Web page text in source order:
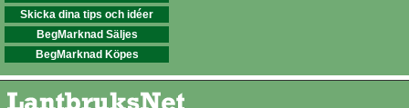
Skicka dina tips och idéer
BegMarknad Säljes
BegMarknad Köpes